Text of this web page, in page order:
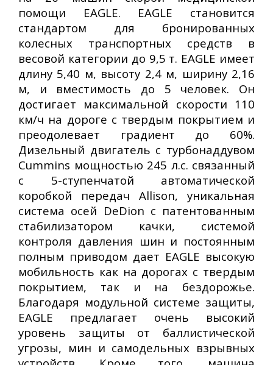
помощи EAGLE. EAGLE становится
стандартом для бронированных
колесных транспортных средств в
весовой категории до 9,5 т. EAGLE имеет
длину 5,40 м, высоту 2,4 м, ширину 2,16
м, и вместимость до 5 человек. Он
достигает максимальной скорости 110
км/ч на дороге с твердым покрытием и
преодолевает градиент до 60%.
Дизельный двигатель с турбонаддувом
Cummins мощностью 245 л.с. связанный
с 5-ступенчатой автоматической
коробкой передач Allison, уникальная
система осей DeDion с патентованным
стабилизатором качки, системой
контроля давления шин и постоянным
полным приводом дает EAGLE высокую
мобильность как на дорогах с твердым
покрытием, так и на бездорожье.
Благодаря модульной системе защиты,
EAGLE предлагает очень высокий
уровень защиты от баллистической
угрозы, мин и самодельных взрывных